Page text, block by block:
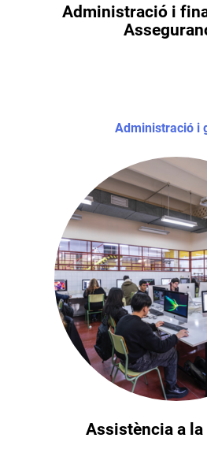
Administració i
Assistència a
Administració i